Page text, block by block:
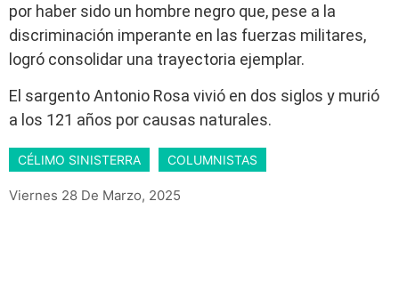
por haber sido un hombre negro que, pese a la
discriminación imperante en las fuerzas militares,
logró consolidar una trayectoria ejemplar.
El sargento Antonio Rosa vivió en dos siglos y murió
a los 121 años por causas naturales.
CÉLIMO SINISTERRA COLUMNISTAS
Viernes 28 De Marzo, 2025